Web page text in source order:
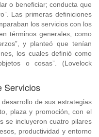
o beneficiar; conducta que
Las primeras definiciones
los servicios con los
términos generales, como
y planteó que tenían
los cuales definió como
o cosas”. (Lovelock
Servicios
de sus estrategias
plaza y promoción, con el
se incluyeron cuatro pilares
productividad y entorno